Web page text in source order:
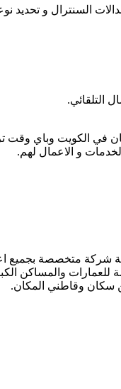
السنترال و
التلقائي.
وباي وقت تريد
و الاعمال لهم.
متخصصة بجميع
والمساكن
سكان وقاطني المكان.